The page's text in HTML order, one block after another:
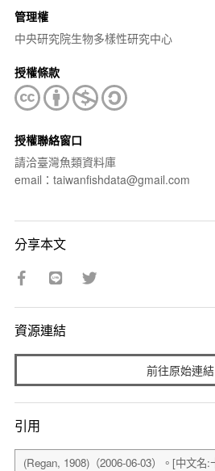
管理權
中央研究院生物多樣性研究中心
授權條款
授權聯絡窗口
請洽臺灣魚類資料庫
email：taiwanfishdata@gmail.com
分享本文
資源連結
前往原始連結
引用